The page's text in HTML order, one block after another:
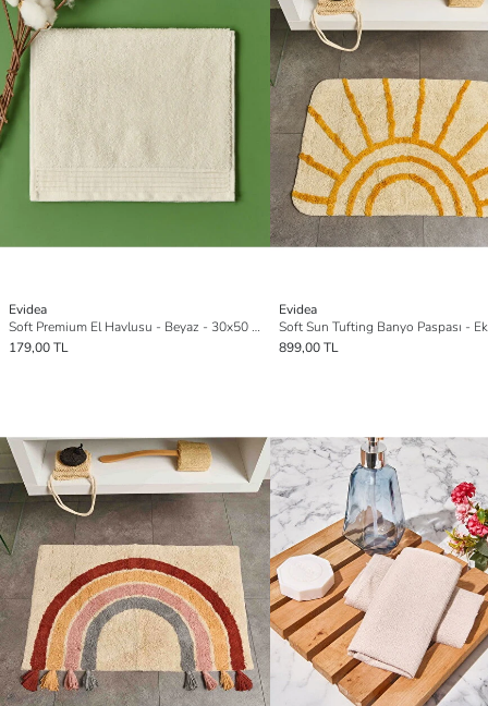
Evidea
Soft Premium El Havlusu - Beyaz - 30x50 cm
179,00 TL
Evidea
899,00 TL